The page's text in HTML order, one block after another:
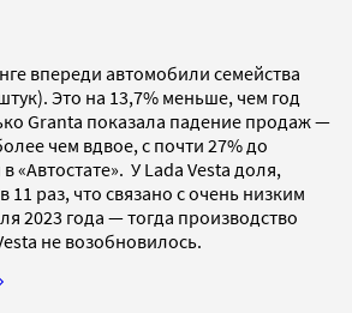
впереди автомобили семейства
Это на 13,7% меньше, чем год
Granta показала падение продаж —
чем вдвое, с почти 27% до
«Автостате». У Lada Vesta доля,
11 раз, что связано с очень низким
2023 года — тогда производство
не возобновилось.